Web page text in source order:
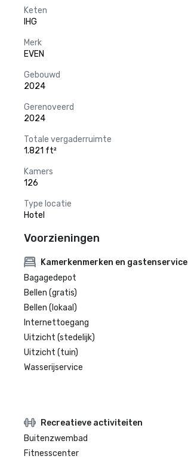
Keten
IHG
Merk
EVEN
Gebouwd
2024
Gerenoveerd
2024
Totale vergaderruimte
1.821 ft²
Kamers
126
Type locatie
Hotel
Voorzieningen
Kamerkenmerken en gastenservice
Bagagedepot
Bellen (gratis)
Bellen (lokaal)
Internettoegang
Uitzicht (stedelijk)
Uitzicht (tuin)
Wasserijservice
Recreatieve activiteiten
Buitenzwembad
Fitnesscenter